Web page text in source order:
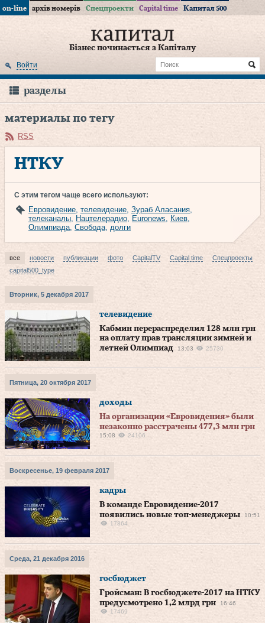
on-line архів номерів Спецпроекти Capital time Капитал 500
Бізнес починається з Капіталу
Войти
разделы
материалы по тегу
RSS
НТКУ
С этим тегом чаще всего используют:
Евровидение, телевидение, Зураб Аласания,
телеканалы, Нацтелерадио, Euronews, Киев,
Олимпиада, Свобода, долги
все новости публикации фото CapitalTV Capital time
Спецпроекты
capital500_type
Вторник, 5 декабря 2017
телевидение
Кабмин перераспределил 128 млн грн
на оплату прав трансляции зимней и
летней Олимпиад
13:03 25730
Пятница, 20 октября 2017
доходы
На организации «Евровидения» были
незаконно расстрачены 477,3 млн грн
15:08 24106
Воскресенье, 19 февраля 2017
кадры
В команде Евровидение-2017
появились новые топ-менеджеры
10:51
17864
Среда, 21 декабря 2016
госбюджет
Гройсман: В госбюджете-2017 на НТКУ
предусмотрено 1,2 млрд грн
16:46
17469